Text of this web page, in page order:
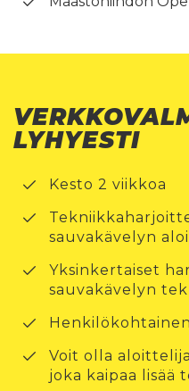
LYHYESTI
Kesto 2 viikkoa
sauvakävelyn
Yksinkertaiset
sauvakävelyn
Voit olla
joka kaipaa lisää